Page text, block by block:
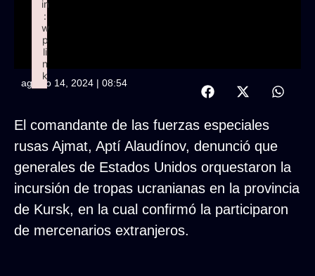
agosto 14, 2024 | 08:54
El comandante de las fuerzas especiales
rusas Ajmat, Aptí Alaudínov, denunció que
generales de Estados Unidos orquestaron la
incursión de tropas ucranianas en la provincia
de Kursk, en la cual confirmó la participaron
de mercenarios extranjeros.
in
:
w
p
li
n
k
Failed to initialize plugin: wplink